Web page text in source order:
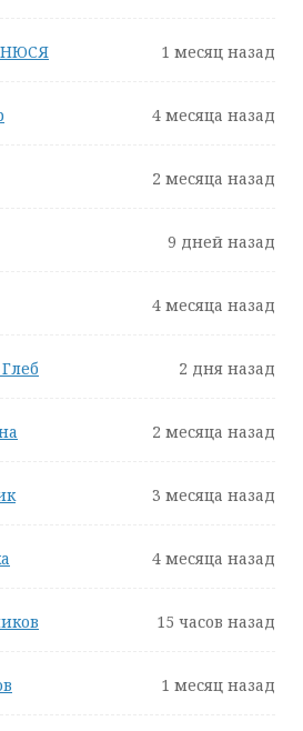
НЮСЯ 1 месяц назад
4 месяца назад
2 месяца назад
9 дней назад
4 месяца назад
2 дня назад
2 месяца назад
3 месяца назад
4 месяца назад
15 часов назад
1 месяц назад